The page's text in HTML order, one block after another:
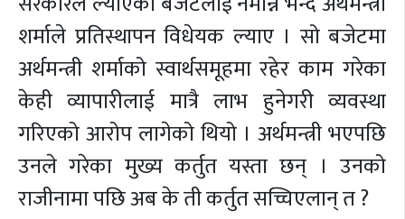
शर्माले प्रतिस्थापन विधेयक ल्याए । सो बजेटमा
अर्थमन्त्री शर्माको स्वार्थसमूहमा रहेर काम गरेका
केही व्यापारीलाई मात्रै लाभ हुनेगरी व्यवस्था
गरिएको आरोप लागेको थियो । अर्थमन्त्री भएपछि
उनले गरेका मुख्य कर्तुत यस्ता छन् । उनको
राजीनामा पछि अब के ती कर्तुत सच्चिएलान् त ?